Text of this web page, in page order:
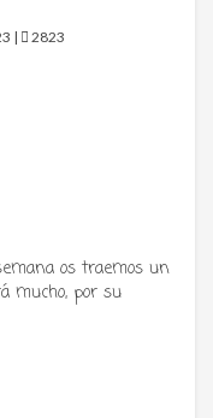
| 2823
os traemos un
mucho, por su